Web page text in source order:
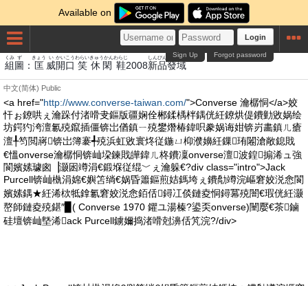
Available on
Login
Forgot password
Sign Up
組
くみ
圖
ず
： 匡
きょう
威
い
開口
かいこう
笑
わらい
休閑
きゅうかん
鞋
わらじ
2008新品
しんぴん
發
はつ
域
いき
中文(简体) Public
<a href="http://www.converse-taiwan.com/">Converse 瀹樼恫</a>姣
忓ぉ鐐哄ぇ瀹跺付渚嗗叏鏂版疆娴佺郴鍒楀柈鍝侊紝鐐烘偍鐨勭敓娲绘
坊鍔犳洿澶氱殑鑹插僵锛岀偤鎮ㄧ殑鐢熸椿鍏呮豢娲诲姏锛岃畵鎮ㄦ瘡
澶╀笉閲嶈锛岀簿褰╃殑浜虹敓寰炵従鍦ㄩ枊濮嬶紝鏁珛闂滄敞鎴戝
€慍onverse瀹樼恫锛屾垜鍊戝皣鍏ㄦ柊鐨凜onverse澶波鍠搧浠ュ強
閬嬪嫊璩囪▕灏囦竴涓€鍛堢従绲﹀ぇ瀹躲€?div class="intro">Jack
Purcell锛屾槸涓婂€嬩笘绱€娲昏簫鏂煎姞鎷垮ぇ鐨勪竴浣嶇窘姣涚悆閬
嬪嫊鍝★紝浠栨牴鎿氱窘姣涚悆銆佸鐞冮倓鏈夌恫鐞冪殑闇€瑕侊紝灏
嶅師鏈夌殑鍖″▉( Converse 1970 鑺ユ湯榛?鍙奀onverse)闉嬮€茶鏀
硅壇锛屾墍浠ack Purcell鐪嬭捣渚嗗尅濞佸竼浣?/div>